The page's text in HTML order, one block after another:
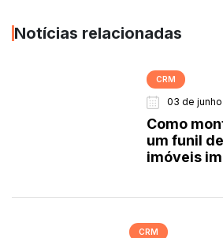
Notícias relacionadas
CRM
03 de
Como
um funil
imóveis
CRM